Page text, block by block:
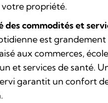
propriété.
des commodités et
est
aux commerces,
et services de santé.
garantit un confort